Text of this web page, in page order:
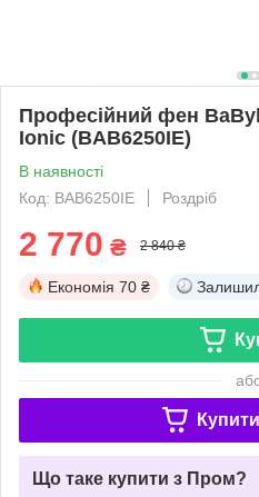
Професійний фен
Ionic (BAB6250IE)
В наявності
Код: BAB6250IE
Роздріб
2 770 ₴ 2 840 ₴
Економія 70 ₴
Що таке купити з Пром?